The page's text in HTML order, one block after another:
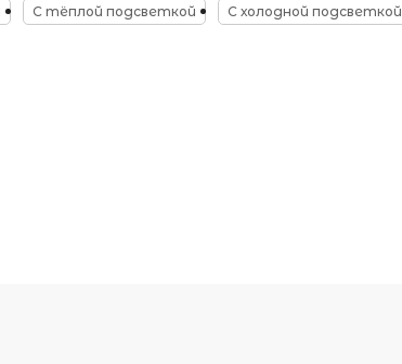
С тёплой подсветкой С холодной подсветкой